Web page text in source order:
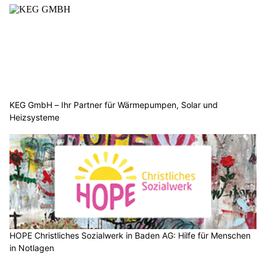
KEG GmbH – Ihr Partner für Wärmepumpen, Solar und
Heizsysteme
HOPE Christliches Sozialwerk in Baden AG: Hilfe für Menschen
in Notlagen